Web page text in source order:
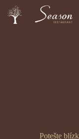
content
Potešte